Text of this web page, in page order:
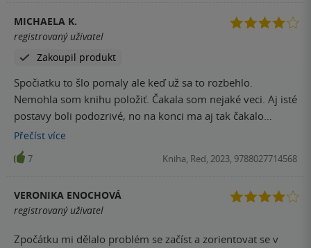
MICHAELA K.
registrovaný uživatel
Zakoupil produkt
Spočiatku to šlo pomaly ale keď už sa to rozbehlo.
Nemohla som knihu položiť. Čakala som nejaké veci. Aj isté
postavy boli podozrivé, no na konci ma aj tak čakalo
prekvapenie. Postavy žien a ich osudov bolo príjemné
sledovať a tiež prelínanie minulosti a súčasnosti skvelo
zapadol do kontextu a napätie sa stupňovalo.
Přečíst více
7 Kniha, Red, 2023, 9788027714568
VERONIKA ENOCHOVÁ
registrovaný uživatel
Zpočátku mi dělalo problém se začíst a zorientovat se v